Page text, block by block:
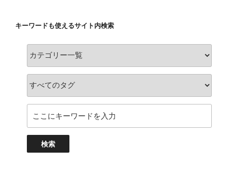
キーワードも使えるサイト内検索